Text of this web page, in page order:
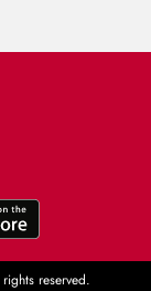
reserved.